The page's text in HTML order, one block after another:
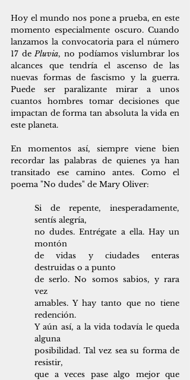
Hoy el mundo nos pone a prueba, en este
momento especialmente oscuro. Cuando
lanzamos la convocatoria para el número
17 de Pluvia, no podíamos vislumbrar los
alcances que tendría el ascenso de las
nuevas formas de fascismo y la guerra.
Puede ser paralizante mirar a unos
cuantos hombres tomar decisiones que
impactan de forma tan absoluta la vida en
este planeta.
En momentos así, siempre viene bien
recordar las palabras de quienes ya han
transitado ese camino antes. Como el
poema "No dudes" de Mary Oliver:
Si de repente, inesperadamente,
sentís alegría,
no dudes. Entrégate a ella. Hay un
montón
de vidas y ciudades enteras
destruidas o a punto
de serlo. No somos sabios, y rara
vez
amables. Y hay tanto que no tiene
redención.
Y aún así, a la vida todavía le queda
alguna
posibilidad. Tal vez sea su forma de
resistir,
que a veces pase algo mejor que